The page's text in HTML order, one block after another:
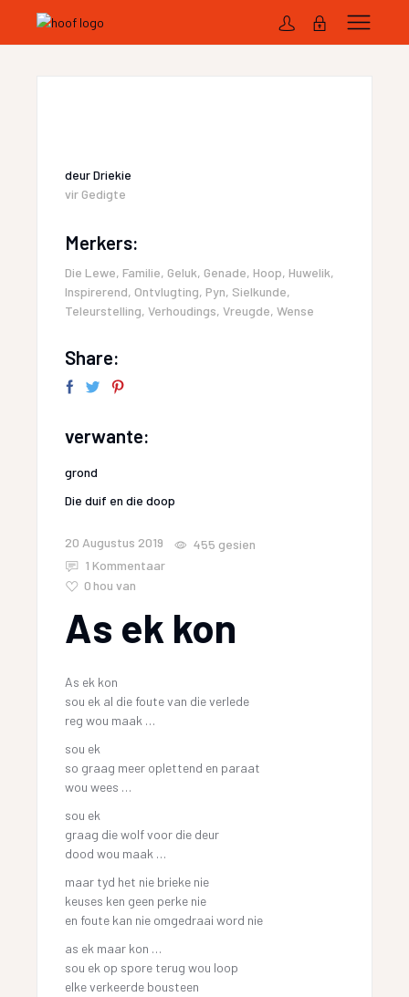
deurDriekie
vir Gedigte
Merkers:
Die Lewe, Familie, Geluk, Genade, Hoop, Huwelik,
Inspirerend, Ontvlugting, Pyn, Sielkunde,
Teleurstelling,Verhoudings,Vreugde,Wense
Share:
verwante:
grond
Die duif en die doop
20 Augustus 2019 455 gesien
1 Kommentaar
0 hou van
As ek kon
As ek kon
sou ek al die foute van die verlede
reg wou maak …
sou ek
so graag meer oplettend en paraat
wou wees …
sou ek
graag die wolf voor die deur
dood wou maak …
maar tyd het nie brieke nie
keuses ken geen perke nie
en foute kan nie omgedraai word nie
as ek maar kon …
sou ek op spore terug wou loop
elke verkeerde bousteen